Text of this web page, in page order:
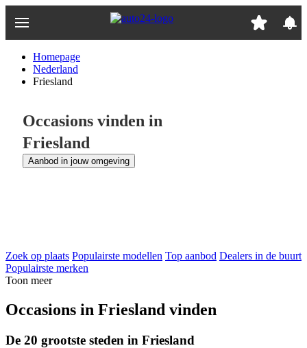
naar
Homepage
Nederland
Friesland
Occasions vinden in
Friesland
Aanbod in jouw omgeving
Zoek op plaats Populairste modellen Top aanbod Dealers in de buurt
Populairste merken
Toon meer
Occasions in Friesland vinden
De 20 grootste steden in Friesland